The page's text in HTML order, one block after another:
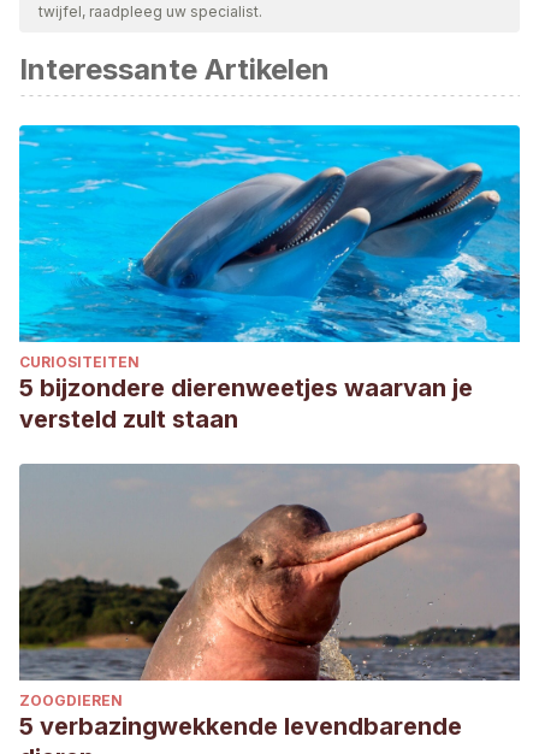
twijfel, raadpleeg uw specialist.
Interessante Artikelen
CURIOSITEITEN
5 bijzondere dierenweetjes waarvan je
versteld zult staan
ZOOGDIEREN
5 verbazingwekkende levendbarende